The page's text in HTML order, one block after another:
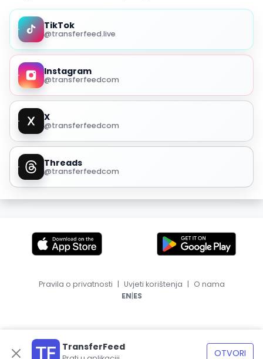
TikTok
@transferfeed.live
Instagram
@transferfeedcom
X
@transferfeedcom
Threads
@transferfeedcom
TransferFeed
OTVORI
Pravila o privatnosti | Uvjeti korištenja | O nama
EN|ES